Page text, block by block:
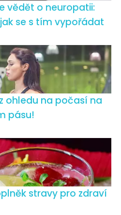
vědět o neuropatii:
se s tím vypořádat
ohledu na počasí na
pásu!
stravy pro zdraví